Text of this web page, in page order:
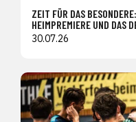
ZEIT FÜR DAS
HEIMPREMIERE UND DAS
30.07.26